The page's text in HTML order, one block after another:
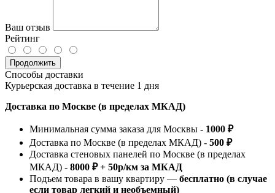
Ваш отзыв
Рейтинг
Продолжить
Способы доставки
Курьерская доставка в течение 1 дня
Доставка по Москве (в пределах МКАД)
Минимальная сумма заказа для Москвы - 1000 ₽
Доставка по Москве (в пределах МКАД) - 500 ₽
Доставка стеновых панелей по Москве (в пределах
МКАД) - 8000 ₽ + 50р/км за МКАД
Подъем товара в вашу квартиру — бесплатно (в случае
если товар легкий и необъемный)